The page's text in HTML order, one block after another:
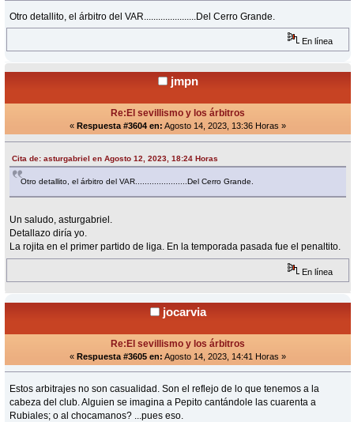
Otro detallito, el árbitro del VAR......................Del Cerro Grande.
En línea
jmpn
Re:El sevillismo y los árbitros
« Respuesta #3604 en: Agosto 14, 2023, 13:36 Horas »
Cita de: asturgabriel en Agosto 12, 2023, 18:24 Horas
Otro detallito, el árbitro del VAR......................Del Cerro Grande.
Un saludo, asturgabriel.
Detallazo diría yo.
La rojita en el primer partido de liga. En la temporada pasada fue el penaltito.
En línea
jocarvia
Re:El sevillismo y los árbitros
« Respuesta #3605 en: Agosto 14, 2023, 14:41 Horas »
Estos arbitrajes no son casualidad. Son el reflejo de lo que tenemos a la
cabeza del club. Alguien se imagina a Pepito cantándole las cuarenta a
Rubiales; o al chocamanos? ...pues eso.